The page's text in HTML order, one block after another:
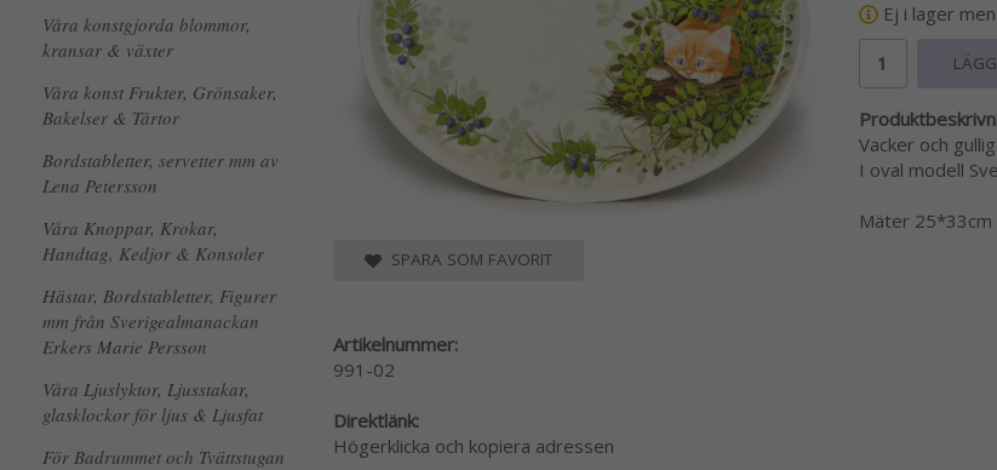
Våra konstgjorda blommor,
kransar & växter
Våra konst Frukter, Grönsaker,
Bakelser & Tårtor
Bordstabletter, servetter mm av
Lena Petersson
Våra Knoppar, Krokar,
Handtag, Kedjor & Konsoler
Hästar, Bordstabletter, Figurer
mm från Sverigealmanackan
Erkers Marie Persson
Våra Ljuslyktor, Ljusstakar,
glasklockor för ljus & Ljusfat
För Badrummet och Tvättstugan
Ej i lager
Vacker och
I oval modell
Mäter 25*33cm
SPARA SOM FAVORIT
Artikelnummer:
991-02
Direktlänk:
Högerklicka och kopiera adressen